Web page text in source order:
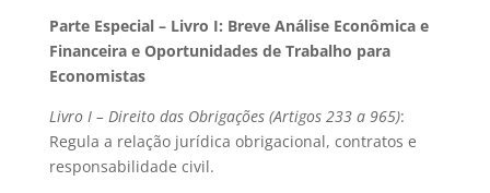
Parte Especial – Livro I: Breve Análise Econômica e
Financeira e Oportunidades de Trabalho para
Economistas
Livro I – Direito das Obrigações (Artigos 233 a 965):
Regula a relação jurídica obrigacional, contratos e
responsabilidade civil.